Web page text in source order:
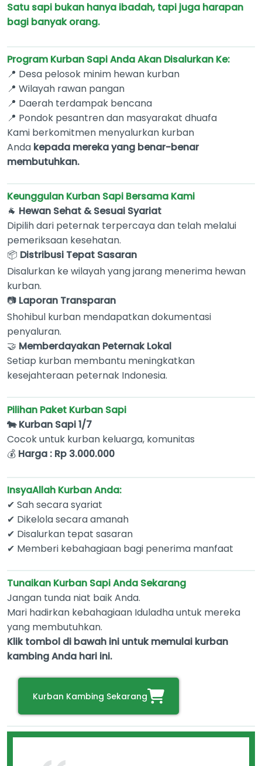
Satu sapi bukan hanya ibadah, tapi juga harapan
bagi banyak orang.
Program Kurban Sapi Anda Akan Disalurkan Ke:
📍 Desa pelosok minim hewan kurban
📍 Wilayah rawan pangan
📍 Daerah terdampak bencana
📍 Pondok pesantren dan masyarakat dhuafa
Kami berkomitmen menyalurkan kurban
Anda kepada mereka yang benar-benar
membutuhkan.
Keunggulan Kurban Sapi Bersama Kami
🐐 Hewan Sehat & Sesuai Syariat
Dipilih dari peternak terpercaya dan telah melalui
pemeriksaan kesehatan.
📦 Distribusi Tepat Sasaran
Disalurkan ke wilayah yang jarang menerima hewan
kurban.
📷 Laporan Transparan
Shohibul kurban mendapatkan dokumentasi
penyaluran.
🤝 Memberdayakan Peternak Lokal
Setiap kurban membantu meningkatkan
kesejahteraan peternak Indonesia.
Pilihan Paket Kurban Sapi
🐄 Kurban Sapi1/7
Cocok untuk kurban keluarga, komunitas
💰 Harga : Rp 3.000.000
InsyaAllah Kurban Anda:
✔ Sah secara syariat
✔ Dikelola secara amanah
✔ Disalurkan tepat sasaran
✔ Memberi kebahagiaan bagi penerima manfaat
Tunaikan Kurban Sapi Anda Sekarang
Jangan tunda niat baik Anda.
Mari hadirkan kebahagiaan Iduladha untuk mereka
yang membutuhkan.
Klik tombol di bawah ini untuk memulai kurban
kambing Anda hari ini.
Kurban Kambing Sekarang